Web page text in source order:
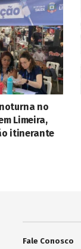
no
Limeira,
itinerante
Fale Conosco